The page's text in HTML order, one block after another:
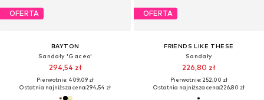
OFERTA
BAYTON
Sandały 'Gaceo'
294,54 zł
Pierwotnie: 409,09 zł
Ostatnia najniższa cena:294,54 zł
OFERTA
FRIENDS LIKE THESE
Sandały
226,80 zł
Pierwotnie: 252,00 zł
Ostatnia najniższa cena:226,80 zł